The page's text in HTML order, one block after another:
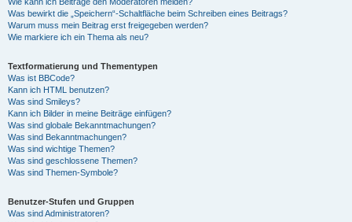
Was bewirkt die „Speichern“-Schaltfläche beim Schreiben eines Beitrags?
Warum muss mein Beitrag erst freigegeben werden?
Wie markiere ich ein Thema als neu?
Textformatierung und Thementypen
Was ist BBCode?
Kann ich HTML benutzen?
Was sind Smileys?
Kann ich Bilder in meine Beiträge einfügen?
Was sind globale Bekanntmachungen?
Was sind Bekanntmachungen?
Was sind wichtige Themen?
Was sind geschlossene Themen?
Was sind Themen-Symbole?
Benutzer-Stufen und Gruppen
Was sind Administratoren?